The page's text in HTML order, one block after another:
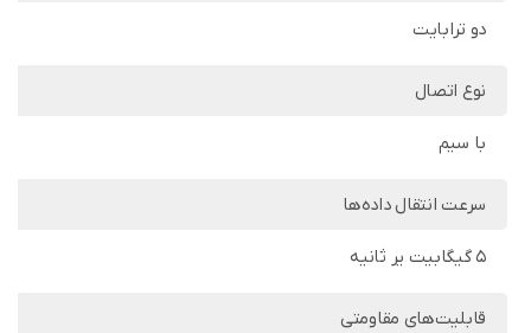
دو ترابایت
نوع اتصال
با سیم
سرعت انتقال داده‌ها
5 گیگابیت یر ثانیه
قابلیت‌های مقاومتی